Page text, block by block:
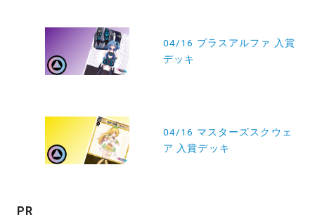
ン
04/16 プラスアルファ 入賞
デッキ
04/16 マスターズスクウェ
ア 入賞デッキ
PR